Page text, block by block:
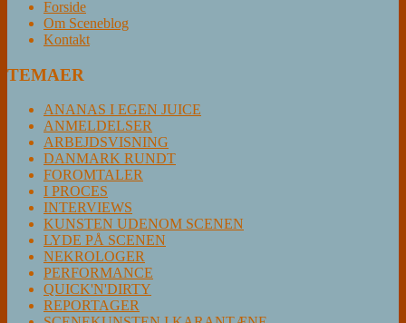
Forside
Om Sceneblog
Kontakt
TEMAER
ANANAS I EGEN JUICE
ANMELDELSER
ARBEJDSVISNING
DANMARK RUNDT
FOROMTALER
I PROCES
INTERVIEWS
KUNSTEN UDENOM SCENEN
LYDE PÅ SCENEN
NEKROLOGER
PERFORMANCE
QUICK'N'DIRTY
REPORTAGER